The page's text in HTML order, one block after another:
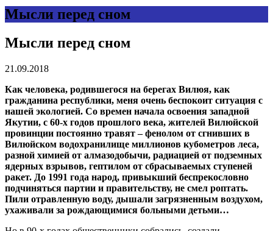
Мысли перед сном
Мысли перед сном
21.09.2018
Как человека, родившегося на берегах Вилюя, как
гражданина республики, меня очень беспокоит ситуация с
нашей экологией. Со времен начала освоения западной
Якутии, с 60-х годов прошлого века, жителей Вилюйской
провинции постоянно травят – фенолом от сгнивших в
Вилюйском водохранилище миллионов кубометров леса,
разной химией от алмазодобычи, радиацией от подземных
ядерных взрывов, гептилом от сбрасываемых ступеней
ракет. До 1991 года народ, привыкший беспрекословно
подчиняться партии и правительству, не смел роптать.
Пили отравленную воду, дышали загрязненным воздухом,
ухаживали за рождающимися больными детьми…